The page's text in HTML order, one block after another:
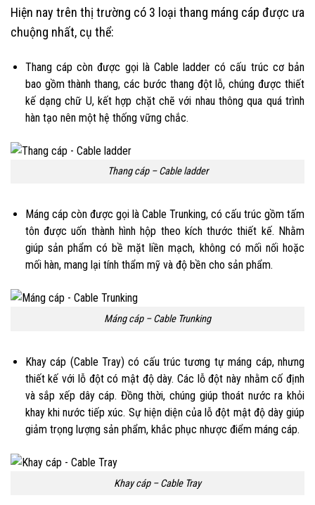
Hiện nay trên thị trường có 3 loại thang máng cáp được ưa
chuộng nhất, cụ thể:
Thang cáp còn được gọi là Cable ladder có cấu trúc cơ bản
bao gồm thành thang, các bước thang đột lỗ, chúng được thiết
kế dạng chữ U, kết hợp chặt chẽ với nhau thông qua quá trình
hàn tạo nên một hệ thống vững chắc.
Thang cáp – Cable ladder
Máng cáp còn được gọi là Cable Trunking, có cấu trúc gồm tấm
tôn được uốn thành hình hộp theo kích thước thiết kế. Nhằm
giúp sản phẩm có bề mặt liền mạch, không có mối nối hoặc
mối hàn, mang lại tính thẩm mỹ và độ bền cho sản phẩm.
Máng cáp – Cable Trunking
Khay cáp (Cable Tray) có cấu trúc tương tự máng cáp, nhưng
thiết kế với lỗ đột có mật độ dày. Các lỗ đột này nhằm cố định
và sắp xếp dây cáp. Đồng thời, chúng giúp thoát nước ra khỏi
khay khi nước tiếp xúc. Sự hiện diện của lỗ đột mật độ dày giúp
giảm trọng lượng sản phẩm, khắc phục nhược điểm máng cáp.
Khay cáp – Cable Tray